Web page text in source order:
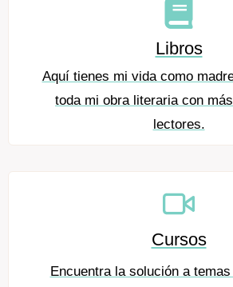
Libros
Aquí tienes mi vida como
toda mi obra literaria con
lectores.
Cursos
Encuentra la solución a